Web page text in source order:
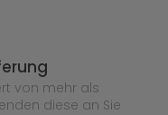
von mehr als
diese an Sie